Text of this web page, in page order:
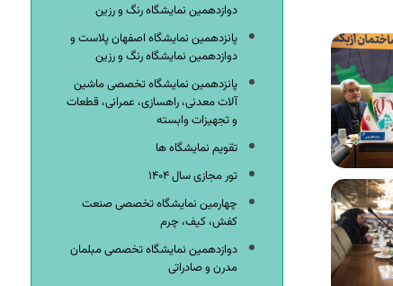
دوازدهمین نمایشگاه رنگ و رزین
پانزدهمین نمایشگاه اصفهان پلاست و
دوازدهمین نمایشگاه رنگ و رزین
پانزدهمین نمایشگاه تخصصی ماشین
آلات معدنی، راهسازی، عمرانی، قطعات
و تجهیزات وابسته
تقویم نمایشگاه ها
تور مجازی سال ۱۴۰۴
چهارمین نمایشگاه تخصصی صنعت
کفش، کیف، چرم
دوازدهمین نمایشگاه تخصصی مبلمان
مدرن و صادراتی